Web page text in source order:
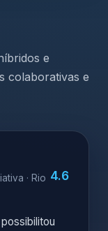
e
colaborativas e
· Rio 4.6